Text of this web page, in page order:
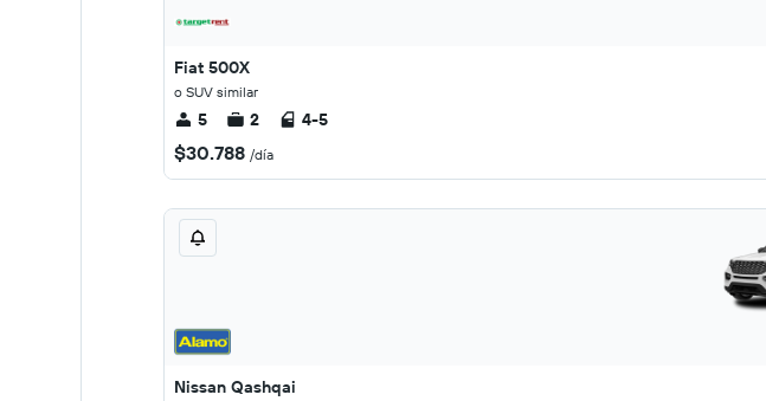
Fiat 500X
o SUV similar
5 2 4-5
$30.788 /día
Nissan Qashqai